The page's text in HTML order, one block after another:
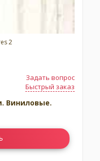
2
Задать вопрос
Быстрый заказ
Виниловые.